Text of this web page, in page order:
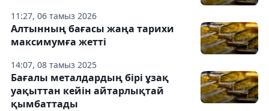
11:27, 06 тамыз 2026
14:07, 08 тамыз 2025
Алтынның бағасы жаңа тарихи
максимумға жетті
Бағалы металдардың бірі ұзақ
уақыттан кейін айтарлықтай
қымбаттады